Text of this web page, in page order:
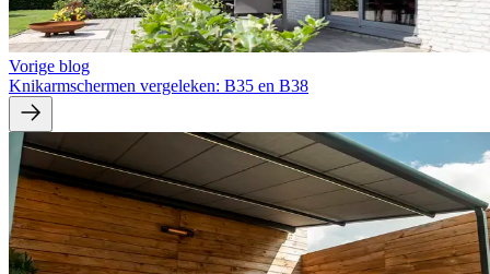
Vorige blog
Knikarmschermen vergeleken: B35 en B38